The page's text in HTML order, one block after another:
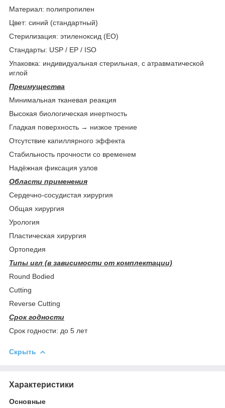
Материал: полипропилен
Цвет: синий (стандартный)
Стерилизация: этиленоксид (EO)
Стандарты: USP / EP / ISO
Упаковка: индивидуальная стерильная, с атравматической
иглой
Преимущества
Минимальная тканевая реакция
Высокая биологическая инертность
Гладкая поверхность → низкое трение
Отсутствие капиллярного эффекта
Стабильность прочности со временем
Надёжная фиксация узлов
Области применения
Сердечно-сосудистая хирургия
Общая хирургия
Урология
Пластическая хирургия
Ортопедия
Типы игл (в зависимости от комплектации)
Round Bodied
Cutting
Reverse Cutting
Срок годности
Срок годности: до 5 лет
Скрыть
Характеристики
Основные